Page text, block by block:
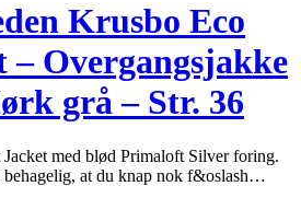
Krusbo Eco
– Overgangsjakke
grå – Str. 36
med blød Primaloft Silver foring.
behagelig, at du knap nok f&oslash…